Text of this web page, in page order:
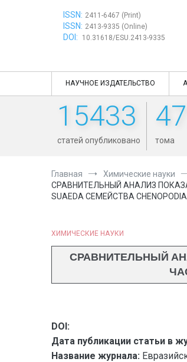
ISSN: 2411-6467 (Print)
ISSN: 2413-9335 (Online)
DOI: 10.31618/ESU.2413-9335
НАУЧНОЕ ИЗДАТЕЛЬСТВО
15433
статей опубликовано тома
Главная
Химические науки
СРАВНИТЕЛЬНЫЙ АНАЛИЗ
SUAEDA СЕМЕЙСТВА
ХИМИЧЕСКИЕ НАУКИ
СРАВНИТЕЛЬНЫЙ
DOI:
Дата публикации статьи в
Название журнала: